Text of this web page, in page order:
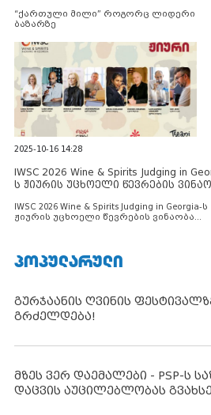
“ქართული მილი” როგორც ლიდერი
ბაზარზე
2025-10-16 14:28
IWSC 2026 Wine & Spirits Judging in
ს ჟიურის უცხოელი წევრების
IWSC 2026 Wine & Spirits Judging in Georgia-ს
ჟიურის უცხოელი წევრების ვინაობა
ᲞᲝᲞᲣᲚᲐᲠᲣᲚᲘ
გურჯაანის ღვინის
გრძელდება!
მზეს ვერ დაემალები - PSP-ს
დაცვის აუცილებლობას